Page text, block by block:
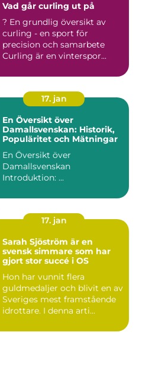
Vad går curling ut på
? En grundlig översikt av
curling - en sport för
precision och samarbete
Curling är en vinterspor...
17. jan
En Översikt över
Damallsvenskan: Historik,
Populäritet och Mätningar
En Översikt över
Damallsvenskan
Introduktion: ...
17. jan
Sarah Sjöström är en
svensk simmare som har
gjort stor succé i OS
Hon har vunnit flera
guldmedaljer och blivit en av
Sveriges mest framstående
idrottare. I denna arti...